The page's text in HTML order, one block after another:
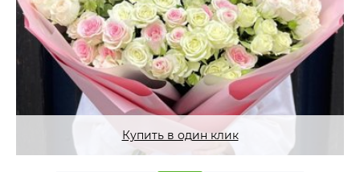
Купить в один клик